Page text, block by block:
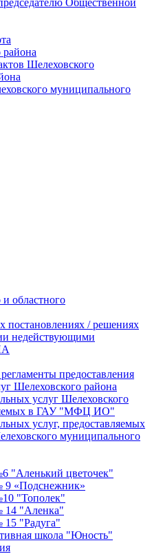
района
Шелеховского
муниципального
областного
постановлениях / решениях
недействующими
предоставления
Шелеховского района
услуг Шелеховского
в ГАУ "МФЦ ИО"
услуг, предоставляемых
муниципального
"Аленький цветочек"
9 «Подснежник»
"Тополек"
14 "Аленка"
15 "Радуга"
школа "Юность"